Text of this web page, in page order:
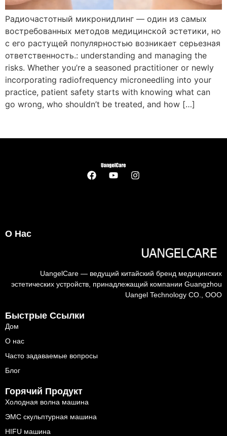
Радиочастотный микронидлинг — один из самых
востребованных методов медицинской эстетики, но
с его растущей популярностью возникает серьезная
ответственность.: understanding and managing the
risks. Whether you’re a seasoned practitioner or newly
incorporating radiofrequency microneedling into your
practice, patient safety starts with knowing what can
go wrong, who shouldn’t be treated, and how […]
О Нас
UangelCare — ведущий китайский бренд медицинских
эстетических устройств, принадлежащий компании Guangzhou
Uangel Technology CO., ООО
Быстрые Ссылки
Дом
О нас
Часто задаваемые вопросы
Блог
Горячий Продукт
Холодная волна машина
ЭМС скульптурная машина
HIFU машина